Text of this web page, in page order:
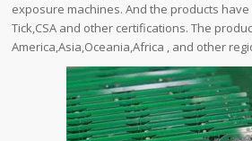
exposure machines. And the products have
Tick,CSA and other certifications. The
America,Asia,Oceania,Africa , and other